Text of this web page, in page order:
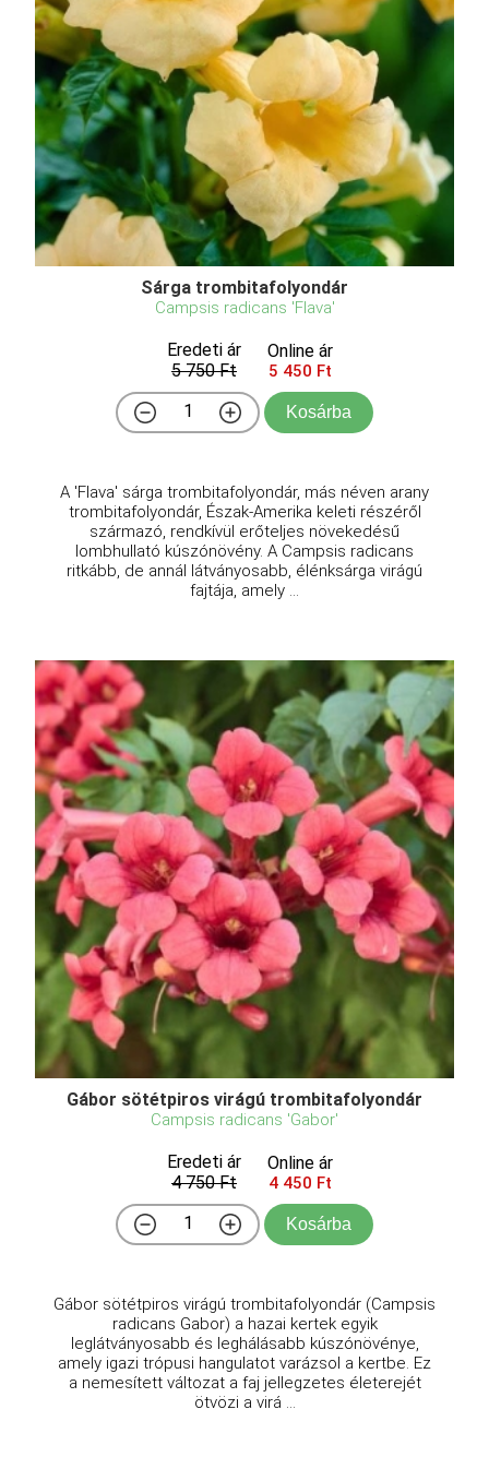
Sárga trombitafolyondár
Campsis radicans 'Flava'
Eredeti ár
5 750 Ft
Online ár
5 450 Ft
Kosárba
A 'Flava' sárga trombitafolyondár, más néven arany
trombitafolyondár, Észak-Amerika keleti részéről
származó, rendkívül erőteljes növekedésű
lombhullató kúszónövény. A Campsis radicans
ritkább, de annál látványosabb, élénksárga virágú
fajtája, amely ...
Gábor sötétpiros virágú trombitafolyondár
Campsis radicans 'Gabor'
Eredeti ár
4 750 Ft
Online ár
4 450 Ft
Kosárba
Gábor sötétpiros virágú trombitafolyondár (Campsis
radicans Gabor) a hazai kertek egyik
leglátványosabb és leghálásabb kúszónövénye,
amely igazi trópusi hangulatot varázsol a kertbe. Ez
a nemesített változat a faj jellegzetes életerejét
ötvözi a virá ...